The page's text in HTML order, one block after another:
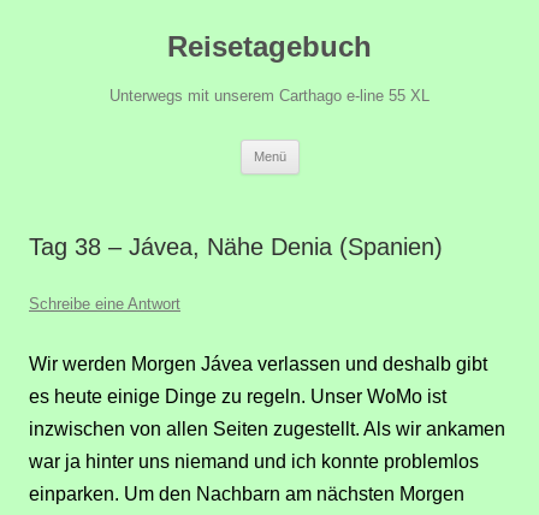
Reisetagebuch
Unterwegs mit unserem Carthago e-line 55 XL
Menü
Tag 38 – Jávea, Nähe Denia (Spanien)
Schreibe eine Antwort
Wir werden Morgen Jávea verlassen und deshalb gibt
es heute einige Dinge zu regeln. Unser WoMo ist
inzwischen von allen Seiten zugestellt. Als wir ankamen
war ja hinter uns niemand und ich konnte problemlos
einparken. Um den Nachbarn am nächsten Morgen